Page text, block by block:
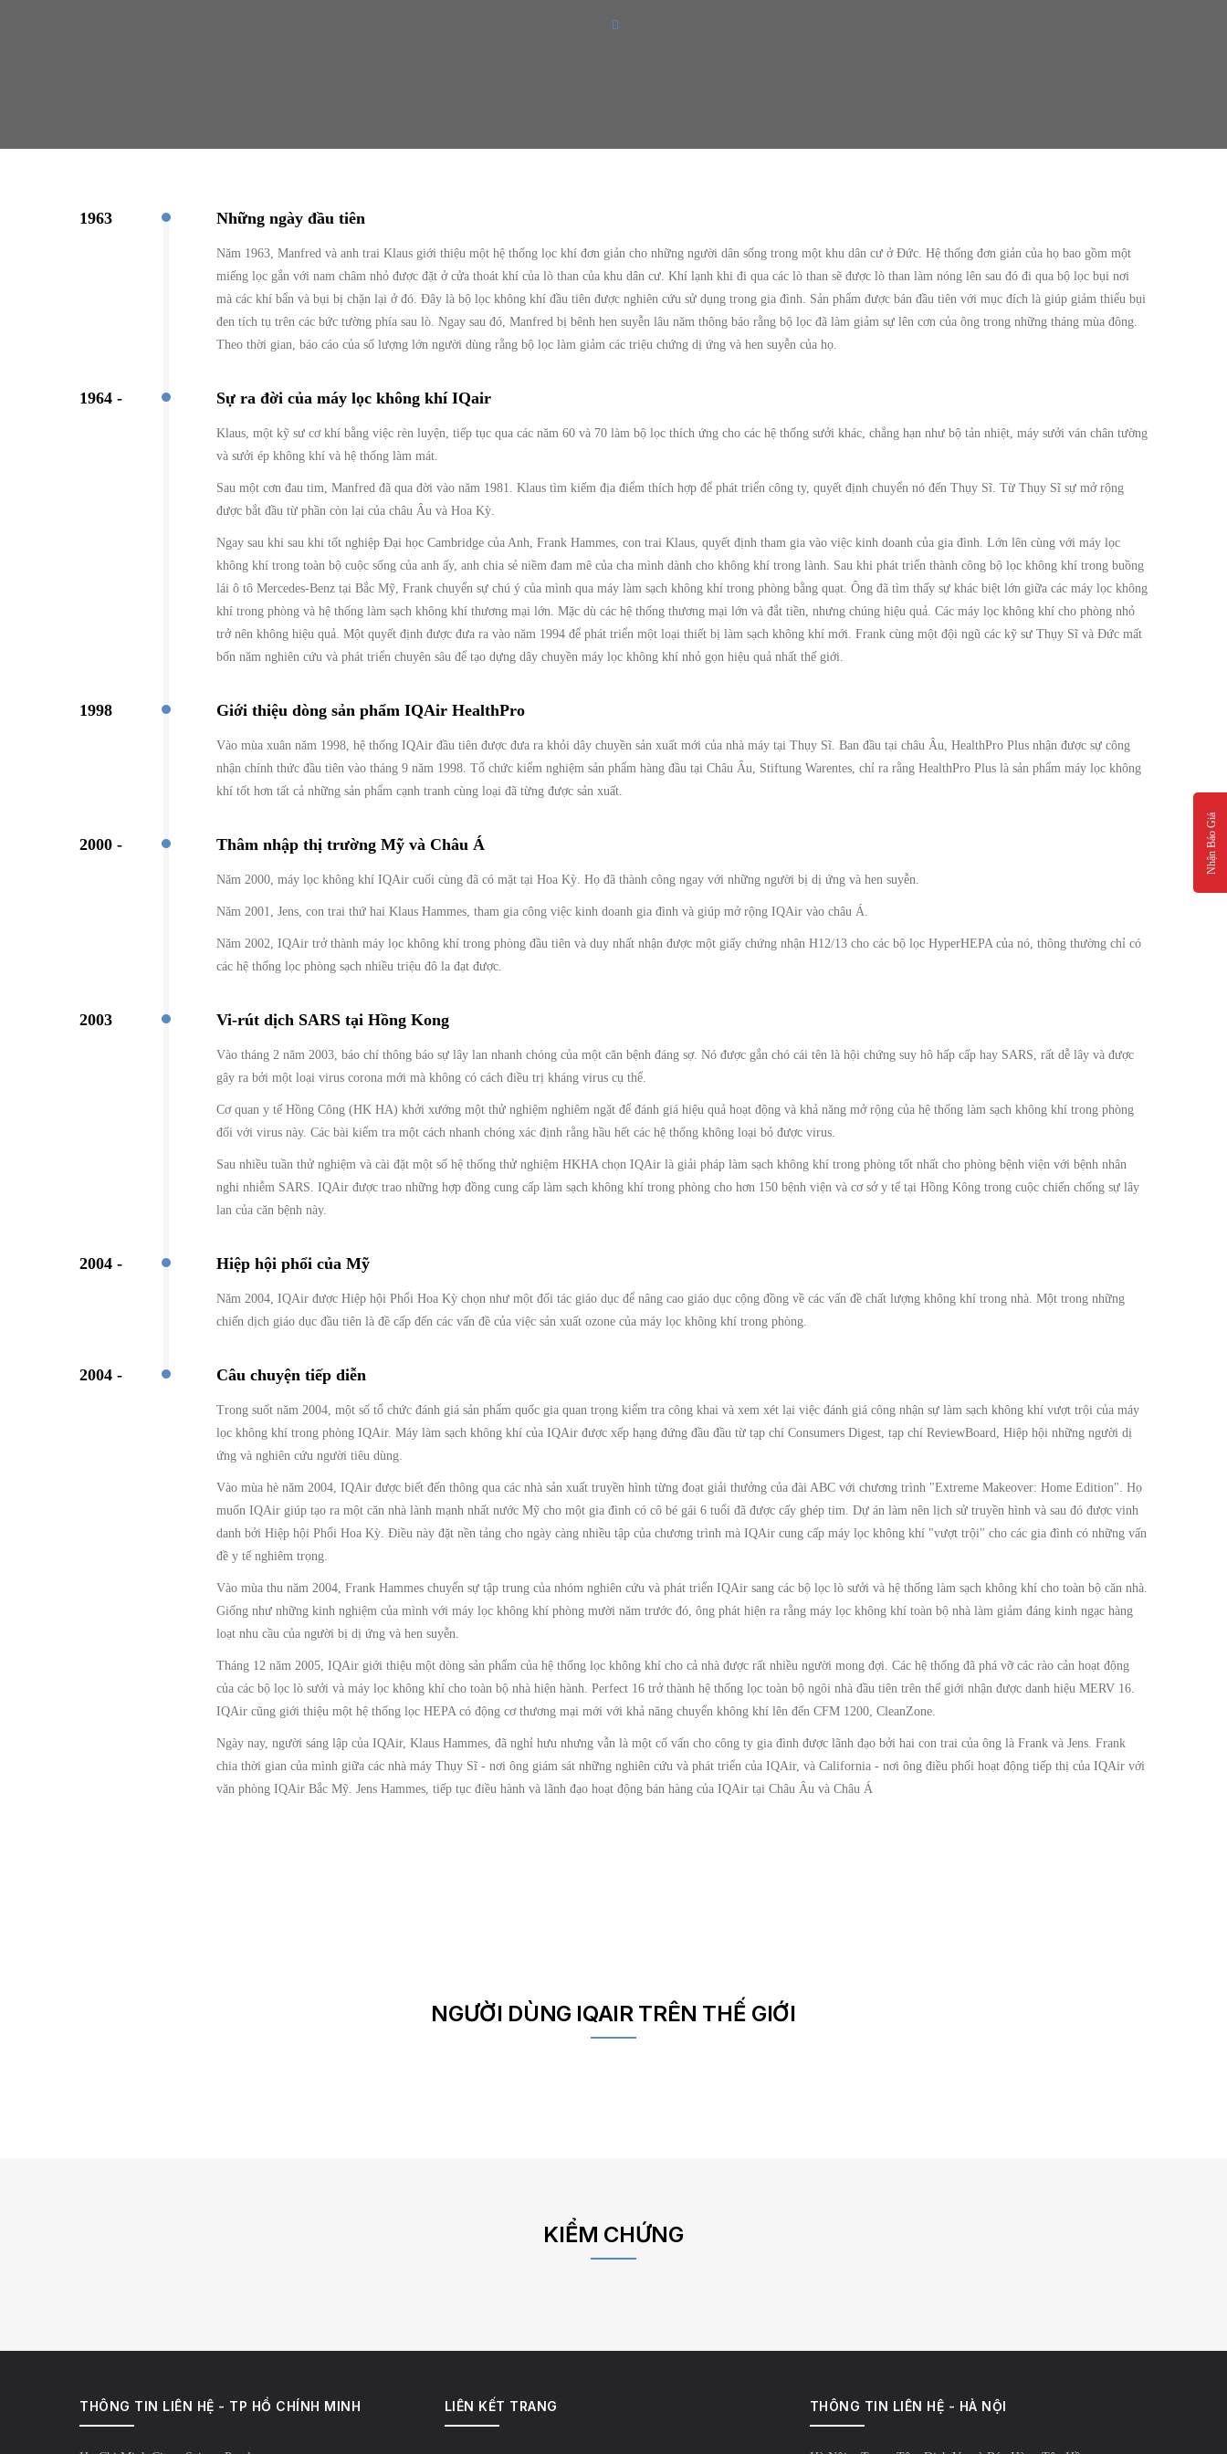
1963 Những ngày đầu tiên
Năm 1963, Manfred và anh trai Klaus giới thiệu một hệ thống lọc khí đơn giản cho những người dân sống trong một khu dân cư ở Đức. Hệ thống đơn giản của họ bao gồm một
miếng lọc gắn với nam châm nhỏ được đặt ở cửa thoát khí của lò than của khu dân cư. Khí lạnh khi đi qua các lò than sẽ được lò than làm nóng lên sau đó đi qua bộ lọc bụi nơi
mà các khí bẩn và bụi bị chặn lại ở đó. Đây là bộ lọc không khí đầu tiên được nghiên cứu sử dụng trong gia đình. Sản phẩm được bán đầu tiên với mục đích là giúp giảm thiểu bụi
đen tích tụ trên các bức tường phía sau lò. Ngay sau đó, Manfred bị bênh hen suyễn lâu năm thông báo rằng bộ lọc đã làm giảm sự lên cơn của ông trong những tháng mùa đông.
Theo thời gian, báo cáo của số lượng lớn người dùng rằng bộ lọc làm giảm các triệu chứng dị ứng và hen suyễn của họ.
1964 - Sự ra đời của máy lọc không khí IQair
Klaus, một kỹ sư cơ khí bằng việc rèn luyện, tiếp tục qua các năm 60 và 70 làm bộ lọc thích ứng cho các hệ thống sưởi khác, chẳng hạn như bộ tản nhiệt, máy sưởi ván chân tường
và sưởi ép không khí và hệ thống làm mát.
Sau một cơn đau tim, Manfred đã qua đời vào năm 1981. Klaus tìm kiếm địa điểm thích hợp để phát triển công ty, quyết định chuyển nó đến Thụy Sĩ. Từ Thụy Sĩ sự mở rộng
được bắt đầu từ phần còn lại của châu Âu và Hoa Kỳ.
Ngay sau khi sau khi tốt nghiệp Đại học Cambridge của Anh, Frank Hammes, con trai Klaus, quyết định tham gia vào việc kinh doanh của gia đình. Lớn lên cùng với máy lọc
không khí trong toàn bộ cuộc sống của anh ấy, anh chia sẻ niềm đam mê của cha mình dành cho không khí trong lành. Sau khi phát triển thành công bộ lọc không khí trong buồng
lái ô tô Mercedes-Benz tại Bắc Mỹ, Frank chuyển sự chú ý của mình qua máy làm sạch không khí trong phòng bằng quạt. Ông đã tìm thấy sự khác biệt lớn giữa các máy lọc không
khí trong phòng và hệ thống làm sạch không khí thương mại lớn. Mặc dù các hệ thống thương mại lớn và đắt tiền, nhưng chúng hiệu quả. Các máy lọc không khí cho phòng nhỏ
trở nên không hiệu quả. Một quyết định được đưa ra vào năm 1994 để phát triển một loại thiết bị làm sạch không khí mới. Frank cùng một đội ngũ các kỹ sư Thụy Sĩ và Đức mất
bốn năm nghiên cứu và phát triển chuyên sâu để tạo dựng dây chuyền máy lọc không khí nhỏ gọn hiệu quả nhất thế giới.
1998 Giới thiệu dòng sản phẩm IQAir HealthPro
Vào mùa xuân năm 1998, hệ thống IQAir đầu tiên được đưa ra khỏi dây chuyền sản xuất mới của nhà máy tại Thụy Sĩ. Ban đầu tại châu Âu, HealthPro Plus nhận được sự công
nhận chính thức đầu tiên vào tháng 9 năm 1998. Tổ chức kiểm nghiệm sản phẩm hàng đầu tại Châu Âu, Stiftung Warentes, chỉ ra rằng HealthPro Plus là sản phẩm máy lọc không
khí tốt hơn tất cả những sản phẩm cạnh tranh cùng loại đã từng được sản xuất.
2000 - Thâm nhập thị trường Mỹ và Châu Á
Năm 2000, máy lọc không khí IQAir cuối cùng đã có mặt tại Hoa Kỳ. Họ đã thành công ngay với những người bị dị ứng và hen suyễn.
Năm 2001, Jens, con trai thứ hai Klaus Hammes, tham gia công việc kinh doanh gia đình và giúp mở rộng IQAir vào châu Á.
Năm 2002, IQAir trở thành máy lọc không khí trong phòng đầu tiên và duy nhất nhận được một giấy chứng nhận H12/13 cho các bộ lọc HyperHEPA của nó, thông thường chỉ có
các hệ thống lọc phòng sạch nhiều triệu đô la đạt được.
2003 Vi-rút dịch SARS tại Hồng Kong
Vào tháng 2 năm 2003, báo chí thông báo sự lây lan nhanh chóng của một căn bệnh đáng sợ. Nó được gắn chó cái tên là hội chứng suy hô hấp cấp hay SARS, rất dễ lây và được
gây ra bởi một loại virus corona mới mà không có cách điều trị kháng virus cụ thể.
Cơ quan y tế Hồng Công (HK HA) khởi xướng một thử nghiệm nghiêm ngặt để đánh giá hiệu quả hoạt động và khả năng mở rộng của hệ thống làm sạch không khí trong phòng
đối với virus này. Các bài kiểm tra một cách nhanh chóng xác định rằng hầu hết các hệ thống không loại bỏ được virus.
Sau nhiều tuần thử nghiệm và cài đặt một số hệ thống thử nghiệm HKHA chọn IQAir là giải pháp làm sạch không khí trong phòng tốt nhất cho phòng bệnh viện với bệnh nhân
nghi nhiễm SARS. IQAir được trao những hợp đồng cung cấp làm sạch không khí trong phòng cho hơn 150 bệnh viện và cơ sở y tế tại Hồng Kông trong cuộc chiến chống sự lây
lan của căn bệnh này.
2004 - Hiệp hội phổi của Mỹ
Năm 2004, IQAir được Hiệp hội Phổi Hoa Kỳ chọn như một đối tác giáo dục để nâng cao giáo dục cộng đồng về các vấn đề chất lượng không khí trong nhà. Một trong những
chiến dịch giáo dục đầu tiên là đề cấp đến các vấn đề của việc sản xuất ozone của máy lọc không khí trong phòng.
2004 - Câu chuyện tiếp diễn
Trong suốt năm 2004, một số tổ chức đánh giá sản phẩm quốc gia quan trọng kiểm tra công khai và xem xét lại việc đánh giá công nhận sự làm sạch không khí vượt trội của máy
lọc không khí trong phòng IQAir. Máy làm sạch không khí của IQAir được xếp hạng đứng đầu đầu từ tạp chí Consumers Digest, tạp chí ReviewBoard, Hiệp hội những người dị
ứng và nghiên cứu người tiêu dùng.
Vào mùa hè năm 2004, IQAir được biết đến thông qua các nhà sản xuất truyền hình từng đoạt giải thưởng của đài ABC với chương trình "Extreme Makeover: Home Edition". Họ
muốn IQAir giúp tạo ra một căn nhà lành mạnh nhất nước Mỹ cho một gia đình có cô bé gái 6 tuổi đã được cấy ghép tim. Dự án làm nên lịch sử truyền hình và sau đó được vinh
danh bởi Hiệp hội Phổi Hoa Kỳ. Điều này đặt nền tảng cho ngày càng nhiều tập của chương trình mà IQAir cung cấp máy lọc không khí "vượt trội" cho các gia đình có những vấn
đề y tế nghiêm trọng.
Vào mùa thu năm 2004, Frank Hammes chuyển sự tập trung của nhóm nghiên cứu và phát triển IQAir sang các bộ lọc lò sưởi và hệ thống làm sạch không khí cho toàn bộ căn nhà.
Giống như những kinh nghiệm của mình với máy lọc không khí phòng mười năm trước đó, ông phát hiện ra rằng máy lọc không khí toàn bộ nhà làm giảm đáng kinh ngạc hàng
loạt nhu cầu của người bị dị ứng và hen suyễn.
Tháng 12 năm 2005, IQAir giới thiệu một dòng sản phẩm của hệ thống lọc không khí cho cả nhà được rất nhiều người mong đợi. Các hệ thống đã phá vỡ các rào cản hoạt động
của các bộ lọc lò sưởi và máy lọc không khí cho toàn bộ nhà hiện hành. Perfect 16 trở thành hệ thống lọc toàn bộ ngôi nhà đầu tiên trên thế giới nhận được danh hiệu MERV 16.
IQAir cũng giới thiệu một hệ thống lọc HEPA có động cơ thương mại mới với khả năng chuyển không khí lên đến CFM 1200, CleanZone.
Ngày nay, người sáng lập của IQAir, Klaus Hammes, đã nghỉ hưu nhưng vẫn là một cố vấn cho công ty gia đình được lãnh đạo bởi hai con trai của ông là Frank và Jens. Frank
chia thời gian của mình giữa các nhà máy Thụy Sĩ - nơi ông giám sát những nghiên cứu và phát triển của IQAir, và California - nơi ông điều phối hoạt động tiếp thị của IQAir với
văn phòng IQAir Bắc Mỹ. Jens Hammes, tiếp tục điều hành và lãnh đạo hoạt động bán hàng của IQAir tại Châu Âu và Châu Á
NGƯỜI DÙNG IQAIR TRÊN THẾ GIỚI
KIỂM CHỨNG
THÔNG TIN LIÊN HỆ - TP HỒ CHÍNH MINH LIÊN KẾT TRANG THÔNG TIN LIÊN HỆ - HÀ NỘI
Nhận Báo Giá